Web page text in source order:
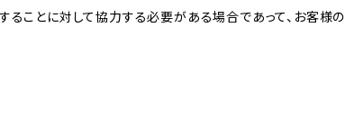
ことに対して協力する必要がある場合であって、お客様の